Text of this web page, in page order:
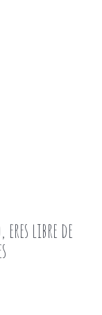
libre de